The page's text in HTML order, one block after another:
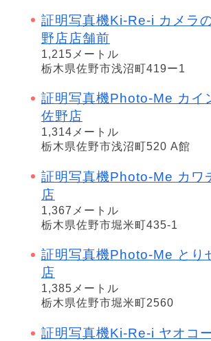
証明写真機Ki-Re-i カメラ
野店店舗前
1,215メートル
栃木県佐野市浅沼町419ー1
証明写真機Photo-Me カイ
佐野店
1,314メートル
栃木県佐野市浅沼町520 A館
証明写真機Photo-Me カワ
店
1,367メートル
栃木県佐野市堀米町435-1
証明写真機Photo-Me とり
店
1,385メートル
栃木県佐野市堀米町2560
証明写真機Ki-Re-i ヤオコ